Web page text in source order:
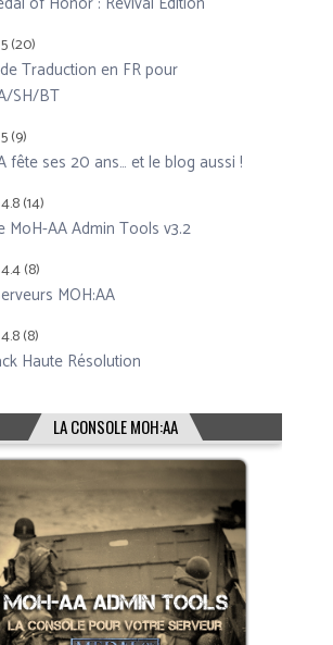
5(20)
Traduction en FR pour
SH/BT
5(9)
fête ses 20 ans… et le blog aussi !
4.8(14)
MoH-AA Admin Tools v3.2
4.4(8)
MOH:AA
4.8(8)
Haute Résolution
LA CONSOLE MOH:AA